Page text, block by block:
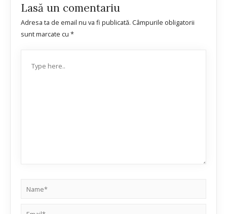
Lasă un comentariu
Adresa ta de email nu va fi publicată. Câmpurile obligatorii
sunt marcate cu *